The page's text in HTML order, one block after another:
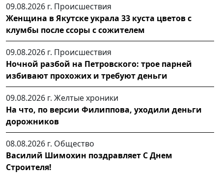
09.08.2026 г. Происшествия
Женщина в Якутске украла 33 куста цветов с
клумбы после ссоры с сожителем
09.08.2026 г. Происшествия
Ночной разбой на Петровского: трое парней
избивают прохожих и требуют деньги
09.08.2026 г. Желтые хроники
На что, по версии Филиппова, уходили деньги
дорожников
08.08.2026 г. Общество
Василий Шимохин поздравляет С Днем
Строителя!